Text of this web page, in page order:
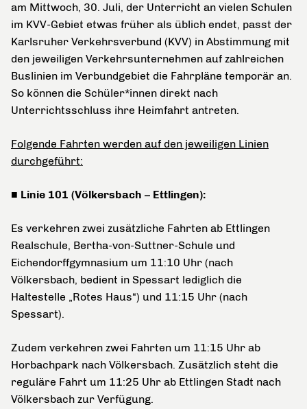
am Mittwoch, 30. Juli, der Unterricht an vielen Schulen
im KVV-Gebiet etwas früher als üblich endet, passt der
Karlsruher Verkehrsverbund (KVV) in Abstimmung mit
den jeweiligen Verkehrsunternehmen auf zahlreichen
Buslinien im Verbundgebiet die Fahrpläne temporär an.
So können die Schüler*innen direkt nach
Unterrichtsschluss ihre Heimfahrt antreten.
Folgende Fahrten werden auf den jeweiligen Linien
durchgeführt:
■ Linie 101 (Völkersbach – Ettlingen):
Es verkehren zwei zusätzliche Fahrten ab Ettlingen
Realschule, Bertha-von-Suttner-Schule und
Eichendorffgymnasium um 11:10 Uhr (nach
Völkersbach, bedient in Spessart lediglich die
Haltestelle „Rotes Haus“) und 11:15 Uhr (nach
Spessart).
Zudem verkehren zwei Fahrten um 11:15 Uhr ab
Horbachpark nach Völkersbach. Zusätzlich steht die
reguläre Fahrt um 11:25 Uhr ab Ettlingen Stadt nach
Völkersbach zur Verfügung.